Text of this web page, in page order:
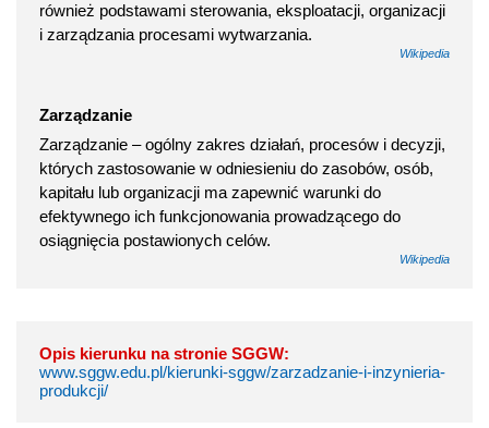
również podstawami sterowania, eksploatacji, organizacji
i zarządzania procesami wytwarzania.
Wikipedia
Zarządzanie
Zarządzanie – ogólny zakres działań, procesów i decyzji,
których zastosowanie w odniesieniu do zasobów, osób,
kapitału lub organizacji ma zapewnić warunki do
efektywnego ich funkcjonowania prowadzącego do
osiągnięcia postawionych celów.
Wikipedia
Opis kierunku na stronie SGGW:
www.sggw.edu.pl/kierunki-sggw/zarzadzanie-i-inzynieria-
produkcji/